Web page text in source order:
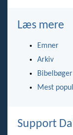
Læs mere
Emner
Arkiv
Bibelbøger
Mest
Support